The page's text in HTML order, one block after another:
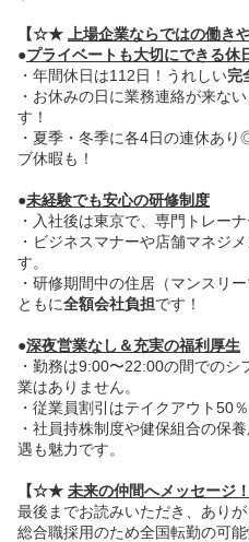
【☆★ 上場企業ならではの働き
●プライベートも大切にできる休
・年間休日は112日！うれしい完
・お休みの日に業務連絡が来な
す！
・夏季・冬季に各4日の連休あ
ブ休暇も！
●未経験でも安心の研修制度
・入社後は東京で、専門トレー
・ビジネスマナーや店舗マネジ
す。
・研修期間中の住居（マンスリ
ともに全額会社負担です！
●深夜営業なし＆充実の福利厚生
・勤務は9:00〜22:00の間での
業はありません。
・従業員割引はテイクアウト50
・社員持株制度や健保組合の保
遇も魅力です。
【☆★ 未来の仲間へメッセージ！
最後までお読みいただき、ありが
総合職採用のため全国転勤の可